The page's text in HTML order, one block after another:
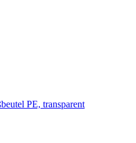
PE, transparent